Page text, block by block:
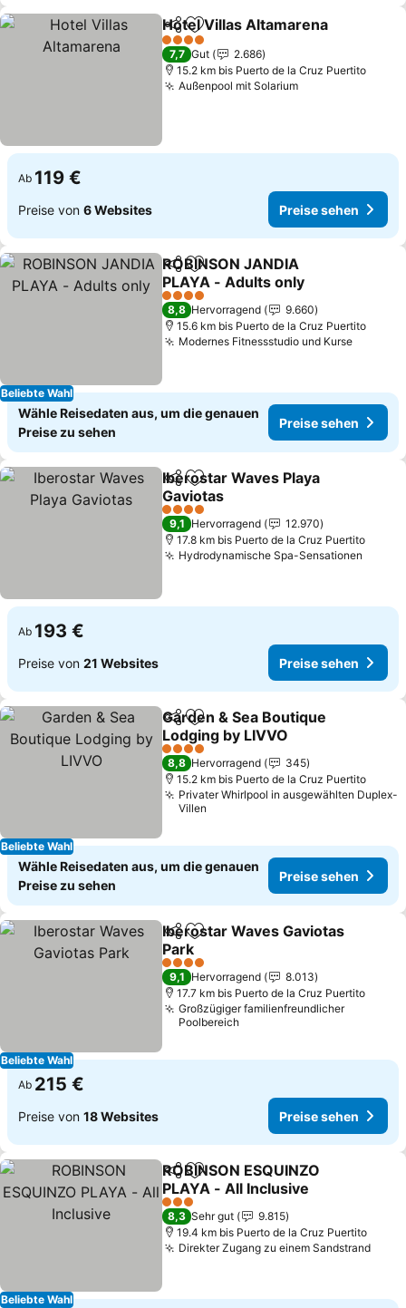
TeilenZu Favoriten hinzufügen
Hotel Villas Altamarena
4 Sterne
7,7 Gut
2.686
15.2 km bis Puerto de la Cruz Puertito
Außenpool mit SolariumPreise sehen
Ab 119 €
Preise von 6 Websites Preise sehen
Beliebte Wahl
TeilenZu Favoriten hinzufügen
ROBINSON JANDIA
PLAYA - Adults only
Preise sehen
4 Sterne
8,8 Hervorragend
9.660
15.6 km bis Puerto de la Cruz Puertito
Modernes Fitnessstudio und KursePreise
Wähle Reisedaten aus, um die genauen
Preise zu sehen
Preise sehen
TeilenZu Favoriten hinzufügen
Iberostar Waves Playa
Gaviotas
Preise sehen
4 Sterne
9,1 Hervorragend
12.970
17.8 km bis Puerto de la Cruz Puertito
Hydrodynamische Spa-Sensationen
Ab 193 €
Preise von 21 Websites Preise sehen
Beliebte Wahl
TeilenZu Favoriten hinzufügen
Garden & Sea Boutique
Lodging by LIVVO
Preise sehen
4 Sterne
8,8 Hervorragend
345
15.2 km bis Puerto de la Cruz Puertito
Privater Whirlpool in ausgewählten Duplex-
Villen
Wähle Reisedaten aus, um die genauen
Preise zu sehen
Preise sehen
Beliebte Wahl
TeilenZu Favoriten hinzufügen
Iberostar Waves Gaviotas
Park
Preise sehen
4 Sterne
9,1 Hervorragend
8.013
17.7 km bis Puerto de la Cruz Puertito
Großzügiger familienfreundlicher
Poolbereich
Ab 215 €
Preise von 18 Websites Preise sehen
Beliebte Wahl
TeilenZu Favoriten hinzufügen
ROBINSON ESQUINZO
PLAYA - All Inclusive
Preise sehen
3 Sterne
8,3 Sehr gut
9.815
19.4 km bis Puerto de la Cruz Puertito
Direkter Zugang zu einem Sandstrand